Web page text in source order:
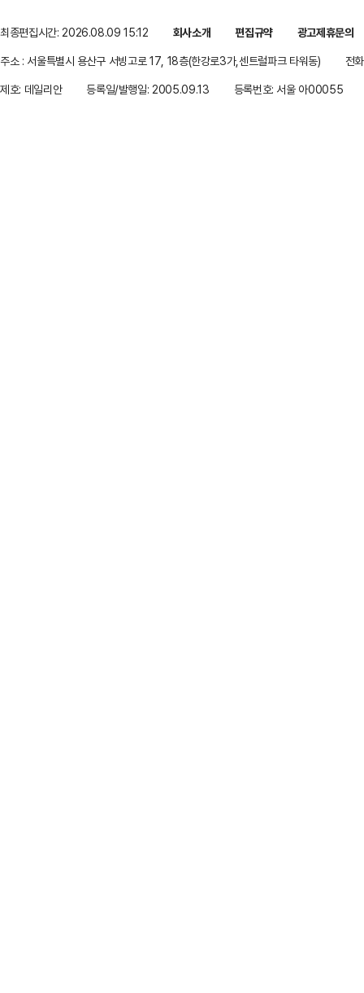
최종편집시간: 2026.08.09 15:12 회사소개 편집규약
광고제휴문의
주소 : 서울특별시 용산구 서빙고로 17, 18층(한강로3가,센트럴파크 타워동)
전
제호: 데일리안
등록일/발행일: 2005.09.13 등록번호: 서울 아00055